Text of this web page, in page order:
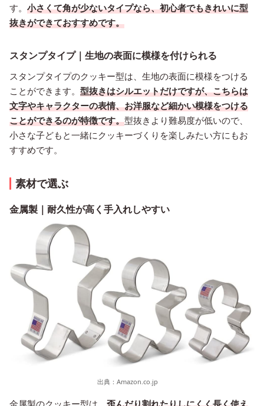
す。 小さくて角が少ないタイプなら、初心者でもきれいに型
抜きができておすすめです。
スタンプタイプ｜生地の表面に模様を付けられる
スタンプタイプのクッキー型は、生地の表面に模様をつける
ことができます。 型抜きはシルエットだけですが、こちらは
文字やキャラクターの表情、お洋服など細かい模様をつける
ことができるのが特徴です。型抜きより難易度が低いので、
小さな子どもと一緒にクッキーづくりを楽しみたい方にもお
すすめです。
素材で選ぶ
金属製｜耐久性が高く手入れしやすい
出典： Amazon.co.jp
金属製のクッキー型は、 歪んだり割れたりしにくく長く使え